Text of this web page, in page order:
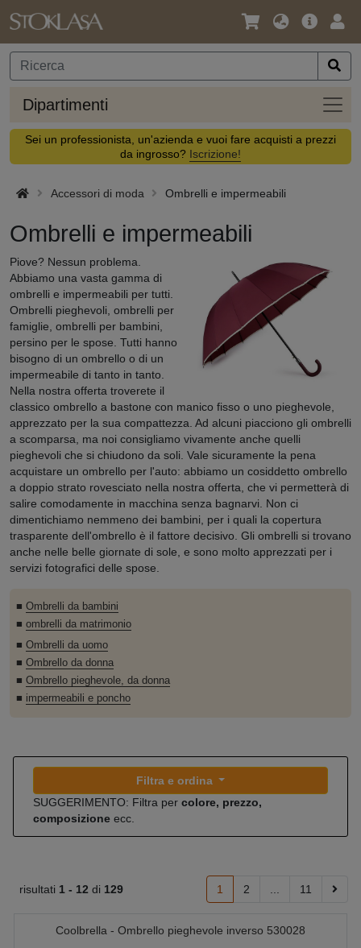
Lingua
Valuta
Offerta
Dipartimenti
Sei un professionista, un'azienda e vuoi fare acquisti a prezzi
da ingrosso? Iscrizione!
Accessori di moda Ombrelli e impermeabili
Ombrelli e impermeabili
Piove? Nessun problema.
Abbiamo una vasta gamma di
ombrelli e impermeabili per tutti.
Ombrelli pieghevoli, ombrelli per
famiglie, ombrelli per bambini,
persino per le spose. Tutti hanno
bisogno di un ombrello o di un
impermeabile di tanto in tanto.
Nella nostra offerta troverete il
classico ombrello a bastone con manico fisso o uno pieghevole,
apprezzato per la sua compattezza. Ad alcuni piacciono gli ombrelli
a scomparsa, ma noi consigliamo vivamente anche quelli
pieghevoli che si chiudono da soli. Vale sicuramente la pena
acquistare un ombrello per l'auto: abbiamo un cosiddetto ombrello
a doppio strato rovesciato nella nostra offerta, che vi permetterà di
salire comodamente in macchina senza bagnarvi. Non ci
dimentichiamo nemmeno dei bambini, per i quali la copertura
trasparente dell'ombrello è il fattore decisivo. Gli ombrelli si trovano
anche nelle belle giornate di sole, e sono molto apprezzati per i
servizi fotografici delle spose.
■ Ombrelli da bambini
■ ombrelli da matrimonio
■ Ombrelli da uomo
■ Ombrello da donna
■ Ombrello pieghevole, da donna
■ impermeabili e poncho
Filtra e ordina
SUGGERIMENTO: Filtra per colore, prezzo,
composizione ecc.
risultati 1 - 12 di 129 1 2 11
Coolbrella - Ombrello pieghevole inverso 530028